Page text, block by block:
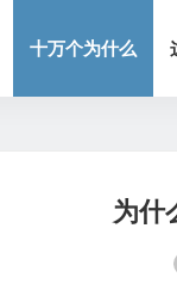
十万个为什么
为什